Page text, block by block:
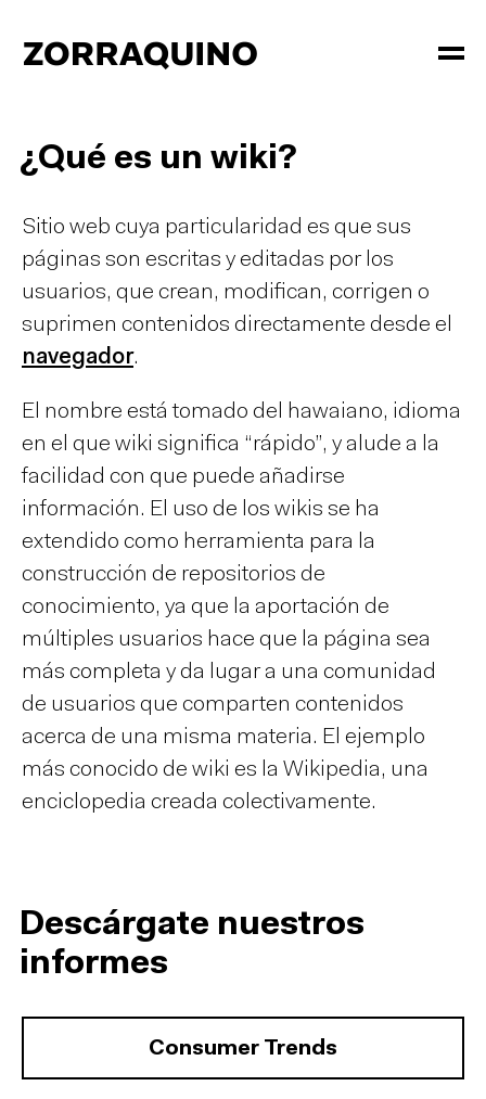
¿Qué es un wiki?
Sitio web cuya particularidad es que sus
páginas son escritas y editadas por los
usuarios, que crean, modifican, corrigen o
suprimen contenidos directamente desde el
navegador.
El nombre está tomado del hawaiano, idioma
en el que wiki significa “rápido”, y alude a la
facilidad con que puede añadirse
información. El uso de los wikis se ha
extendido como herramienta para la
construcción de repositorios de
conocimiento, ya que la aportación de
múltiples usuarios hace que la página sea
más completa y da lugar a una comunidad
de usuarios que comparten contenidos
acerca de una misma materia. El ejemplo
más conocido de wiki es la Wikipedia, una
enciclopedia creada colectivamente.
Descárgate nuestros
informes
Consumer Trends